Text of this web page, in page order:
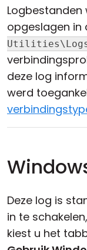
Logbestanden
opgeslagen in
deze log
werd
Deze log is
in te
kiest u het